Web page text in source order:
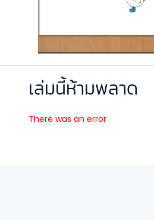
เล่มนี้ห้ามพลาด
There was an error